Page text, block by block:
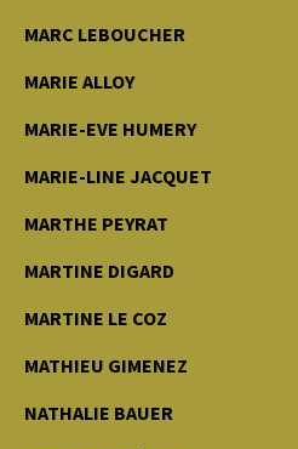
MARC LEBOUCHER
MARIE ALLOY
MARIE-EVE HUMERY
MARIE-LINE JACQUET
MARTHE PEYRAT
MARTINE DIGARD
MARTINE LE COZ
MATHIEU GIMENEZ
NATHALIE BAUER